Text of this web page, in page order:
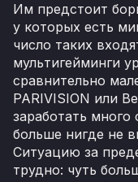
Им предстоит
у которых есть
число таких
мультигейминги
сравнительно
PARIVISION или
заработать много
больше нигде не
Ситуацию за
трудно: чуть